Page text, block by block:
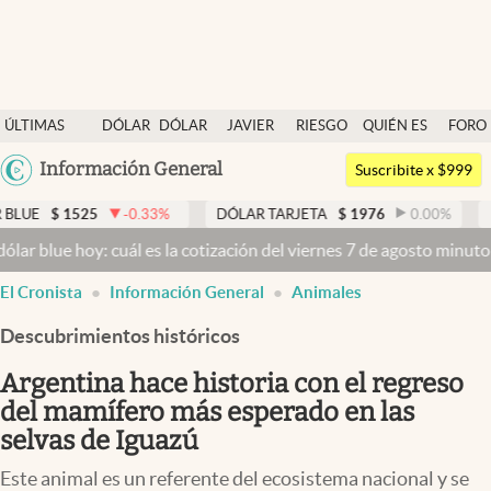
ÚLTIMAS
NOTICIAS
DÓLAR
DÓLAR
JAVIER
RIESGO
QUIÉN ES
QUIÉN
FORO
Argentina
México
Información General
Dólar
Members
Economía y Política
Finanzas y Mercados
Mercados Online
Negocios
Columnistas
Otras secciones
Suscribite x $999
-0.33% DÓLAR TARJETA $ 1976 0.00% DÓLAR MEP
cuál es la cotización del viernes 7 de agosto minuto a minuto
El Cronista Información General Animales
Descubrimientos históricos
Argentina hace historia con el regreso
del mamífero más esperado en las
selvas de Iguazú
Este animal es un referente del ecosistema nacional y se